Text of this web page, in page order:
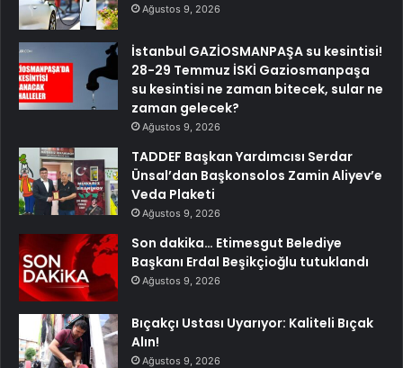
Ağustos 9, 2026
İstanbul GAZİOSMANPAŞA su kesintisi!
28-29 Temmuz İSKİ Gaziosmanpaşa
su kesintisi ne zaman bitecek, sular ne
zaman gelecek?
Ağustos 9, 2026
TADDEF Başkan Yardımcısı Serdar
Ünsal’dan Başkonsolos Zamin Aliyev’e
Veda Plaketi
Ağustos 9, 2026
Son dakika… Etimesgut Belediye
Başkanı Erdal Beşikçioğlu tutuklandı
Ağustos 9, 2026
Bıçakçı Ustası Uyarıyor: Kaliteli Bıçak
Alın!
Ağustos 9, 2026